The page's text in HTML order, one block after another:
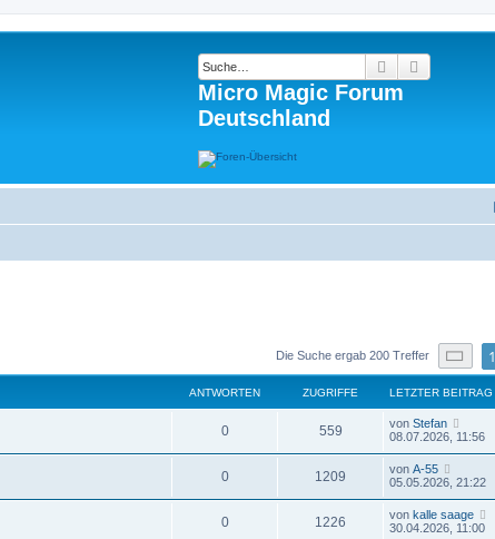
Suche
Micro Magic Forum
Deutschland
Die Suche ergab 200 Treffer Seite1
ANTWORTEN ZUGRIFFE LETZTER BEITRAG
0 559 von Stefan
08.07.2026, 11:56
0 1209 von A-55
05.05.2026, 21:22
0 1226 von kalle saage
30.04.2026, 11:00